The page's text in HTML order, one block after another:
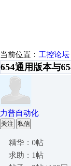
当前位置： 工控论坛
654通用版本与
力普自动化
关注 私信
精华：0帖
求助：1帖